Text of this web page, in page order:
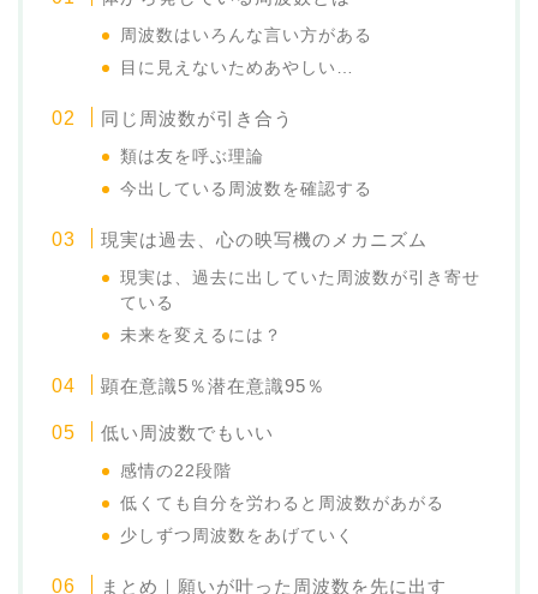
周波数はいろんな言い方がある
目に見えないためあやしい…
同じ周波数が引き合う
類は友を呼ぶ理論
今出している周波数を確認する
現実は過去、心の映写機のメカニズム
現実は、過去に出していた周波数が引き寄せ
ている
未来を変えるには？
顕在意識5％潜在意識95％
低い周波数でもいい
感情の22段階
低くても自分を労わると周波数があがる
少しずつ周波数をあげていく
まとめ｜願いが叶った周波数を先に出す